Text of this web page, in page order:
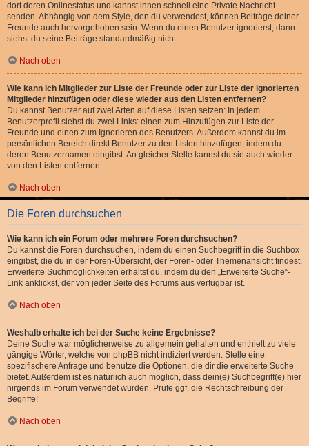
dort deren Onlinestatus und kannst ihnen schnell eine Private Nachricht
senden. Abhängig von dem Style, den du verwendest, können Beiträge deiner
Freunde auch hervorgehoben sein. Wenn du einen Benutzer ignorierst, dann
siehst du seine Beiträge standardmäßig nicht.
Nach oben
Wie kann ich Mitglieder zur Liste der Freunde oder zur Liste der ignorierten
Mitglieder hinzufügen oder diese wieder aus den Listen entfernen?
Du kannst Benutzer auf zwei Arten auf diese Listen setzen: In jedem
Benutzerprofil siehst du zwei Links: einen zum Hinzufügen zur Liste der
Freunde und einen zum Ignorieren des Benutzers. Außerdem kannst du im
persönlichen Bereich direkt Benutzer zu den Listen hinzufügen, indem du
deren Benutzernamen eingibst. An gleicher Stelle kannst du sie auch wieder
von den Listen entfernen.
Nach oben
Die Foren durchsuchen
Wie kann ich ein Forum oder mehrere Foren durchsuchen?
Du kannst die Foren durchsuchen, indem du einen Suchbegriff in die Suchbox
eingibst, die du in der Foren-Übersicht, der Foren- oder Themenansicht findest.
Erweiterte Suchmöglichkeiten erhältst du, indem du den „Erweiterte Suche“-
Link anklickst, der von jeder Seite des Forums aus verfügbar ist.
Nach oben
Weshalb erhalte ich bei der Suche keine Ergebnisse?
Deine Suche war möglicherweise zu allgemein gehalten und enthielt zu viele
gängige Wörter, welche von phpBB nicht indiziert werden. Stelle eine
spezifischere Anfrage und benutze die Optionen, die dir die erweiterte Suche
bietet. Außerdem ist es natürlich auch möglich, dass dein(e) Suchbegriff(e) hier
nirgends im Forum verwendet wurden. Prüfe ggf. die Rechtschreibung der
Begriffe!
Nach oben